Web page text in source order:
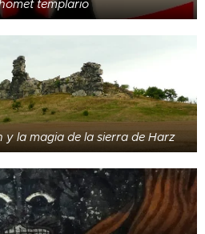
templario
y la magia de la sierra de Harz